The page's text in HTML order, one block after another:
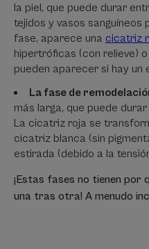
la piel, que puede durar
tejidos y vasos sanguíneos
fase, aparece una cicatriz
hipertróficas (con relieve)
pueden aparecer si hay un
La fase de
más larga, que puede
La cicatriz roja se
cicatriz blanca (sin
estirada (debido a la
¡Estas fases no tienen por
una tras otra! A menudo